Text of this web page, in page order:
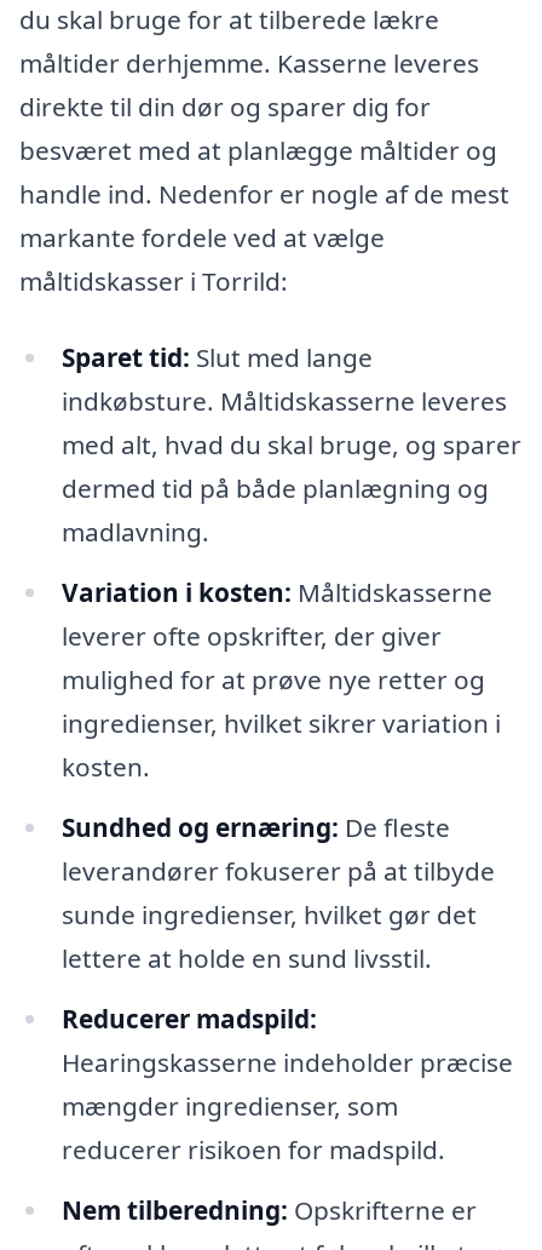
du skal bruge for at tilberede lækre
måltider derhjemme. Kasserne leveres
direkte til din dør og sparer dig for
besværet med at planlægge måltider og
handle ind. Nedenfor er nogle af de mest
markante fordele ved at vælge
måltidskasser i Torrild:
Sparet tid: Slut med lange
indkøbsture. Måltidskasserne leveres
med alt, hvad du skal bruge, og sparer
dermed tid på både planlægning og
madlavning.
Variation i kosten: Måltidskasserne
leverer ofte opskrifter, der giver
mulighed for at prøve nye retter og
ingredienser, hvilket sikrer variation i
kosten.
Sundhed og ernæring: De fleste
leverandører fokuserer på at tilbyde
sunde ingredienser, hvilket gør det
lettere at holde en sund livsstil.
Reducerer madspild:
Hearingskasserne indeholder præcise
mængder ingredienser, som
reducerer risikoen for madspild.
Nem tilberedning: Opskrifterne er